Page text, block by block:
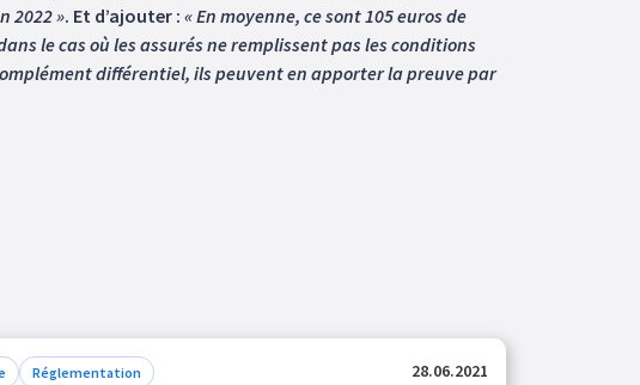
2022 ». Et d’ajouter : « En moyenne, ce sont 105 euros de
le cas où les assurés ne remplissent pas les conditions
différentiel, ils peuvent en apporter la preuve par
Réglementation 28.06.2021